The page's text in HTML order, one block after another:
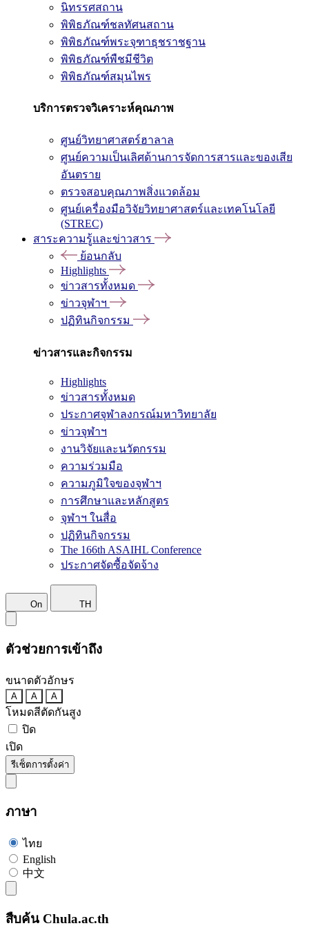
นิทรรศสถาน
พิพิธภัณฑ์ชลทัศนสถาน
พิพิธภัณฑ์พระจุฑาธุชราชฐาน
พิพิธภัณฑ์พืชมีชีวิต
พิพิธภัณฑ์สมุนไพร
บริการตรวจวิเคราะห์คุณภาพ
ศูนย์วิทยาศาสตร์ฮาลาล
ศูนย์ความเป็นเลิศด้านการจัดการสารและของเสีย
อันตราย
ตรวจสอบคุณภาพสิ่งแวดล้อม
ศูนย์เครื่องมือวิจัยวิทยาศาสตร์และเทคโนโลยี
(STREC)
สาระความรู้และข่าวสาร
ย้อนกลับ
Highlights
ข่าวสารทั้งหมด
ข่าวจุฬาฯ
ปฏิทินกิจกรรม
ข่าวสารและกิจกรรม
Highlights
ข่าวสารทั้งหมด
ประกาศจุฬาลงกรณ์มหาวิทยาลัย
ข่าวจุฬาฯ
งานวิจัยและนวัตกรรม
ความร่วมมือ
ความภูมิใจของจุฬาฯ
การศึกษาและหลักสูตร
จุฬาฯ ในสื่อ
ปฏิทินกิจกรรม
The 166th ASAIHL Conference
ประกาศจัดซื้อจัดจ้าง
On TH
ตัวช่วยการเข้าถึง
ขนาดตัวอักษร
A A A
โหมดสีตัดกันสูง
ปิด
เปิด
รีเซ็ตการตั้งค่า
ภาษา
ไทย
English
中文
สืบค้น Chula.ac.th